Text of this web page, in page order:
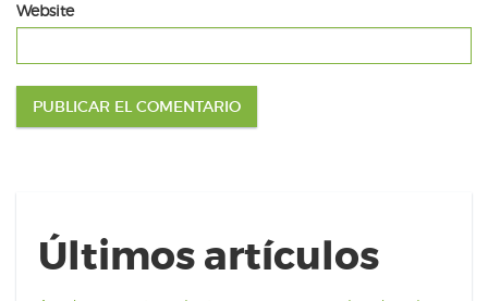
Website
Últimos artículos